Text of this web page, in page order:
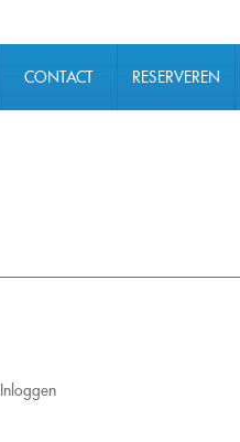
CONTACT RESERVEREN
Inloggen